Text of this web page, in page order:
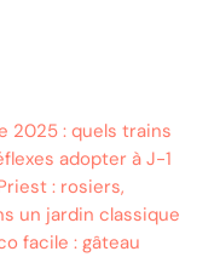
2025 : quels trains
adopter à J-1
: rosiers,
un jardin classique
facile : gâteau